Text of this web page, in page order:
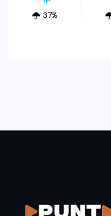
37%